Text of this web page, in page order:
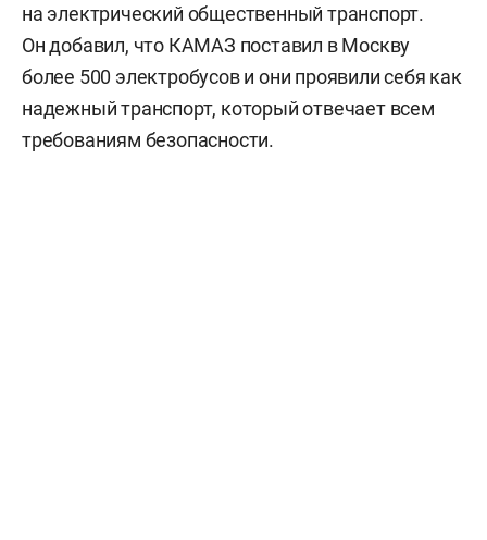
на электрический общественный транспорт.
Он добавил, что КАМАЗ поставил в Москву
более 500 электробусов и они проявили себя как
надежный транспорт, который отвечает всем
требованиям безопасности.